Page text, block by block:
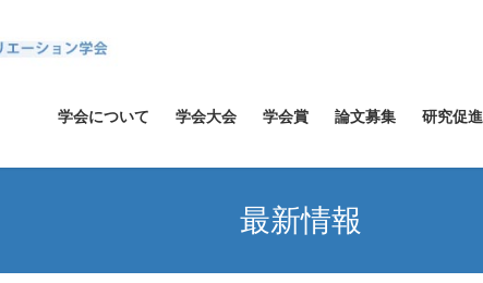
学会について 学会大会 学会賞 論文募集 研究促進
最新情報